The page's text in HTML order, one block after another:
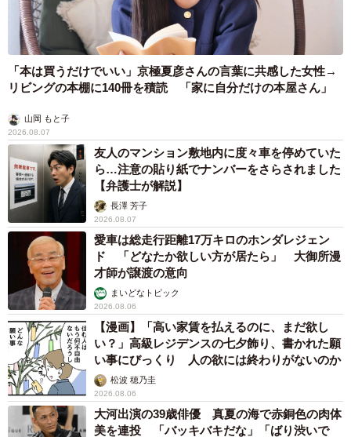
「本は買うだけでいい」京極夏彦さんの言葉に共感した女性→
リビングの本棚に140冊を積読 「家に自分だけの本屋さん」
山岡 もと子
2026.08.07
友人のマンション敷地内に度々車を停めていた
ら…注意の貼り紙でナンバーをさらされました
【弁護士が解説】
長澤 芳子
2026.08.07
愛車は総走行距離17万キロのホンダレジェン
ド 「どなたか欲しい方が居たら」 大御所漫
才師が譲渡の意向
まいどなトピック
2026.08.06
【漫画】「高い家賃を払えるのに、まだ欲し
い？」高級レジデンスの七夕飾り、書かれた願
い事にびっくり 人の欲には終わりがないのか
松波 穂乃圭
2026.08.06
大河出演の39歳俳優 真夏の海で赤銅色の肉体
美を連投 「バッキバキだな」「ばり渋いで